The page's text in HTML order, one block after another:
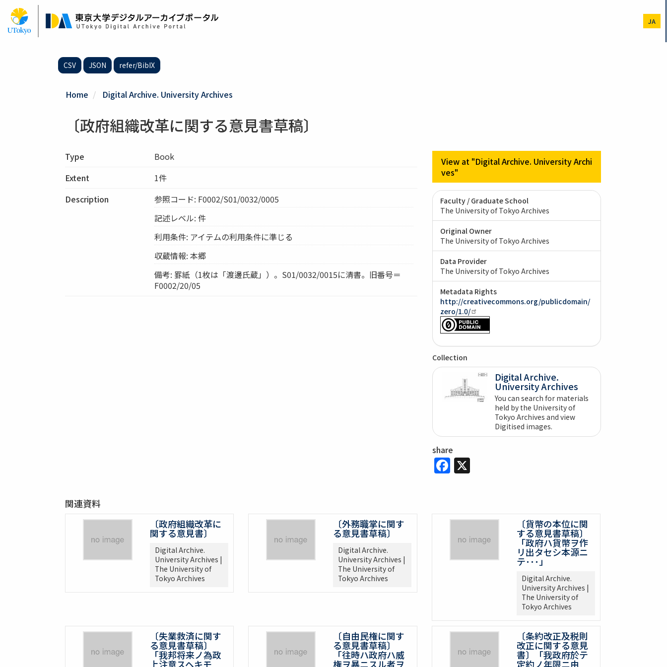
Skip
main
content
JA
CSV JSON refer/BibIX
Home Digital Archive. University Archives
〔政府組織改革に関する意見書草稿〕
Type
Book
Extent
1件
Description
参照コード: F0002/S01/0032/0005
記述レベル: 件
利用条件: アイテムの利用条件に準じる
収蔵情報: 本郷
備考: 罫紙（1枚は「渡邊氏蔵」）。S01/0032/0015に清書。旧番号＝
F0002/20/05
View at "Digital Archive. University Archi
ves"
Faculty / Graduate School
The University of Tokyo Archives
Original Owner
The University of Tokyo Archives
Data Provider
The University of Tokyo Archives
Metadata Rights
http://creativecommons.org/publicdomain/
zero/1.0/
Collection
Digital Archive.
University Archives
You can search for materials
held by the University of
Tokyo Archives and view
Digitised images.
share
Facebook
X
関連資料
〔政府組織改革に
関する意見書〕
Digital Archive.
University Archives |
The University of
Tokyo Archives
〔外務職掌に関す
る意見書草稿〕
Digital Archive.
University Archives |
The University of
Tokyo Archives
〔貨幣の本位に関
する意見書草稿〕
「政府ハ貨幣ヲ作
リ出タセシ本源ニ
テ･･･」
Digital Archive.
University Archives |
The University of
Tokyo Archives
〔失業救済に関す
る意見書草稿〕
「我邦将来ノ為政
上注意スヘキモ
〔自由民権に関す
る意見書草稿〕
「往時ハ政府ハ威
権ヲ暴ニスル者ヲ
〔条約改正及税則
改正に関する意見
書〕「我政府於テ
定約ノ年限ニ由